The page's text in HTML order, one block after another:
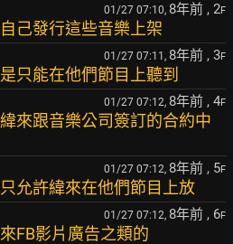
01/27 07:10, 8年前 , 2F
己發行這些音樂上架
01/27 07:11, 8年前 , 3F
只能在他們節目上聽到
01/27 07:12, 8年前 , 4F
來跟音樂公司簽訂的合約中
01/27 07:12, 8年前 , 5F
允許緯來在他們節目上放
01/27 07:12, 8年前 , 6F
FB影片廣告之類的